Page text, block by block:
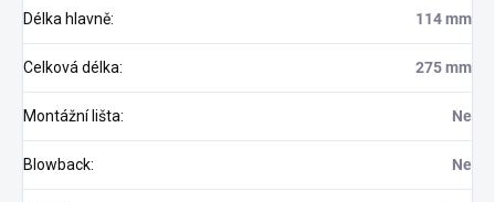
Délka hlavně: 114 mm
Celková délka: 275 mm
Montážní lišta: Ne
Blowback: Ne
Odoslať